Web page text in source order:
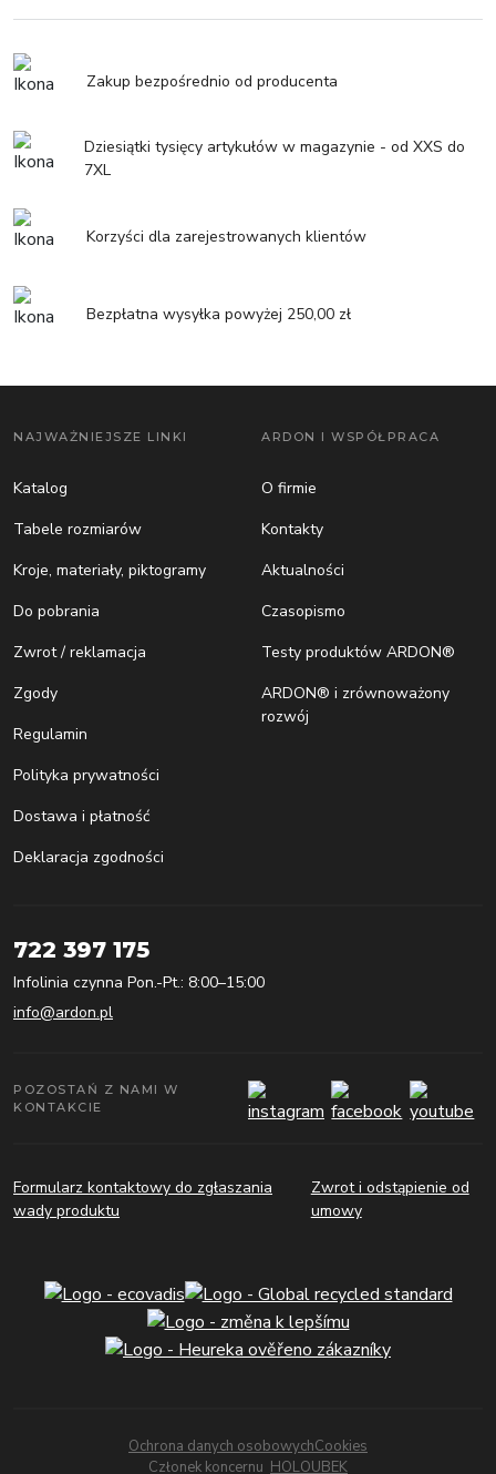
Zakup bezpośrednio od producenta
Dziesiątki tysięcy artykułów w magazynie - od XXS do
7XL
Korzyści dla zarejestrowanych klientów
Bezpłatna wysyłka powyżej 250,00 zł
NAJWAŻNIEJSZE LINKI
Katalog
Tabele rozmiarów
Kroje, materiały, piktogramy
Do pobrania
Zwrot / reklamacja
Zgody
Regulamin
Polityka prywatności
Dostawa i płatność
Deklaracja zgodności
ARDON I WSPÓŁPRACA
O firmie
Kontakty
Aktualności
Czasopismo
Testy produktów ARDON®
ARDON® i zrównoważony
rozwój
722 397 175
Infolinia czynna Pon.-Pt.: 8:00–15:00
info@ardon.pl
POZOSTAŃ Z NAMI W
KONTAKCIE
Formularz kontaktowy do zgłaszania
wady produktu
Zwrot i odstąpienie od
umowy
Ochrona danych osobowychCookies
Członek koncernu HOLOUBEK